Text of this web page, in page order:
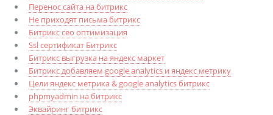
Перенос сайта на битрикс
Не приходят письма битрикс
Битрикс сео оптимизация
Ssl сертификат Битрикс
Битрикс выгрузка на яндекс маркет
Битрикс добавляем google analytics и яндекс метрику
Цели яндекс метрика & google analytics битрикс
phpmyadmin на битрикс
Эквайринг битрикс